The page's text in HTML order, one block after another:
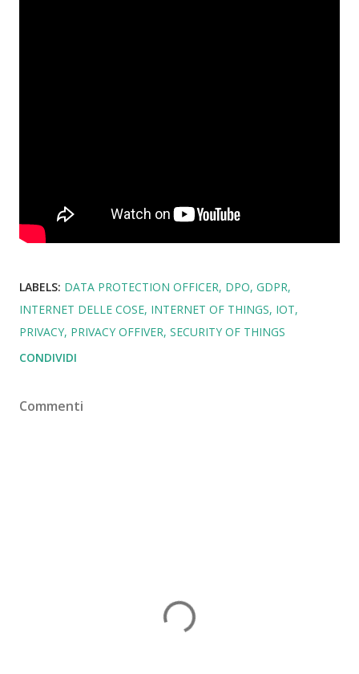
LABELS: DATA PROTECTION OFFICER DPO GDPR
INTERNET DELLE COSE INTERNET OF THINGS IOT
PRIVACY PRIVACY OFFIVER SECURITY OF THINGS
CONDIVIDI
Commenti